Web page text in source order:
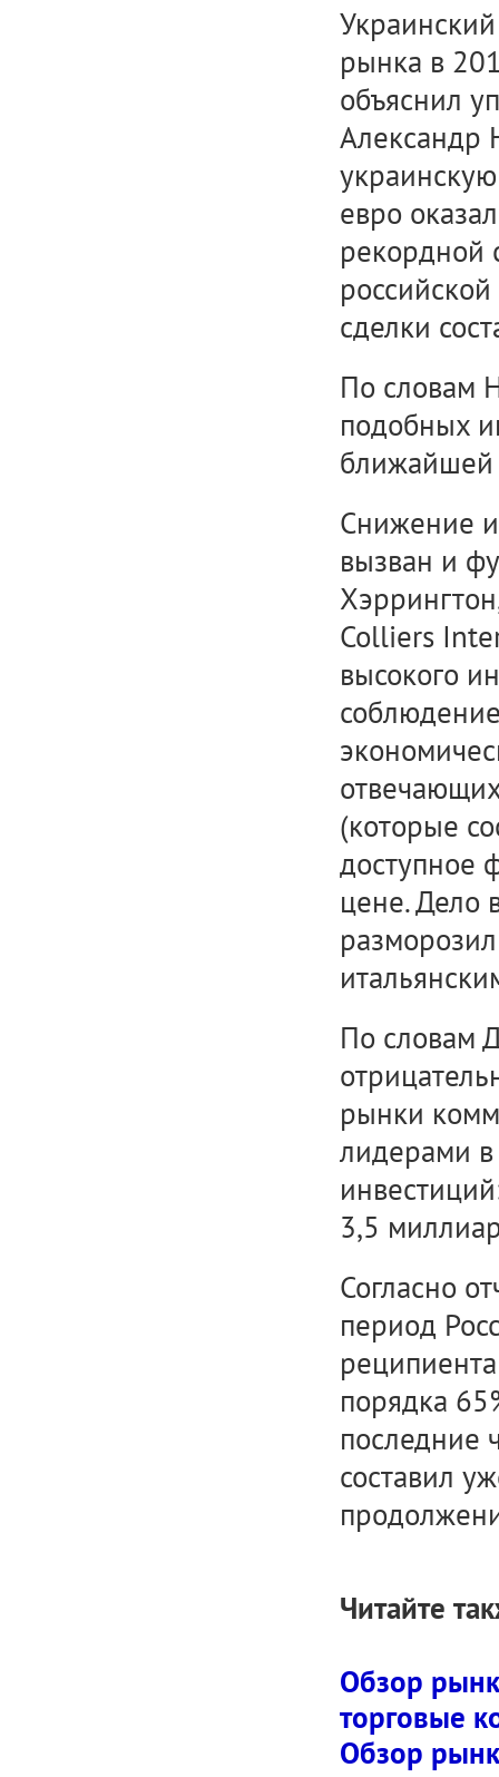
рынка в
объяснил
Александр
евро
рекордной
сделки
По словам
подобных
ближайшей
Снижение
вызван и
Colliers
высокого
(которые
доступное
цене. Дело
По словам
рынки
лидерами
3,5
Согласно
период
порядка
последние
составил
Читайте
Обзор
торговые
Обзор